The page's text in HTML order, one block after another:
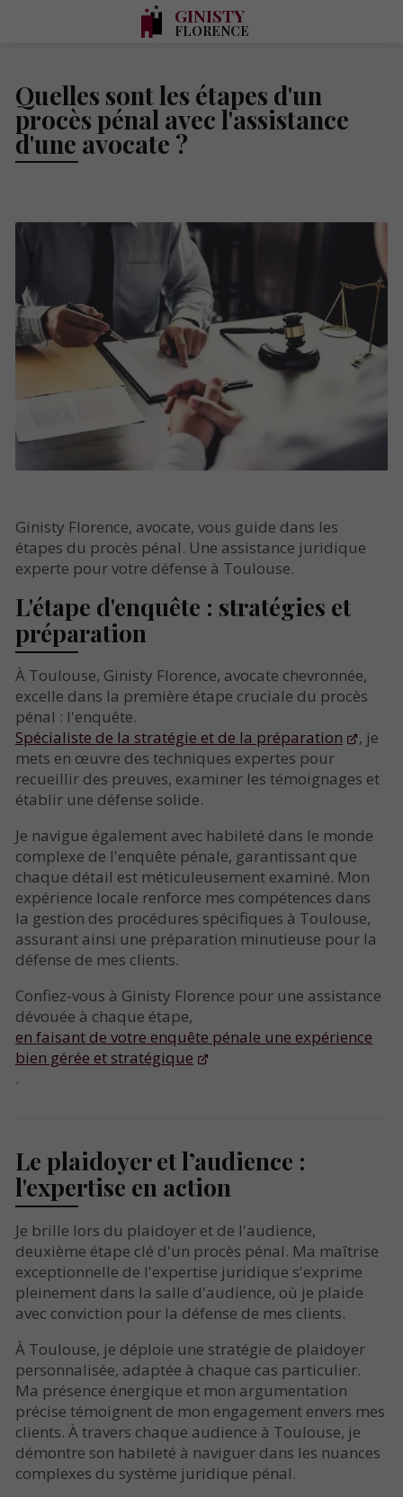
GINISTY
FLORENCE
Quelles sont les étapes d'un
procès pénal avec l'assistance
d'une avocate ?
Ginisty Florence, avocate, vous guide dans les
étapes du procès pénal. Une assistance juridique
experte pour votre défense à Toulouse.
L'étape d'enquête : stratégies et
préparation
À Toulouse, Ginisty Florence, avocate chevronnée,
excelle dans la première étape cruciale du procès
pénal : l'enquête.
Spécialiste de la stratégie et de la préparation
, je
mets en œuvre des techniques expertes pour
recueillir des preuves, examiner les témoignages et
établir une défense solide.
Je navigue également avec habileté dans le monde
complexe de l'enquête pénale, garantissant que
chaque détail est méticuleusement examiné. Mon
expérience locale renforce mes compétences dans
la gestion des procédures spécifiques à Toulouse,
assurant ainsi une préparation minutieuse pour la
défense de mes clients.
Confiez-vous à Ginisty Florence pour une assistance
dévouée à chaque étape,
en faisant de votre enquête pénale une expérience
bien gérée et stratégique
.
Le plaidoyer et l’audience :
l'expertise en action
Je brille lors du plaidoyer et de l'audience,
deuxième étape clé d'un procès pénal. Ma maîtrise
exceptionnelle de l'expertise juridique s'exprime
pleinement dans la salle d'audience, où je plaide
avec conviction pour la défense de mes clients.
À Toulouse, je déploie une stratégie de plaidoyer
personnalisée, adaptée à chaque cas particulier.
Ma présence énergique et mon argumentation
précise témoignent de mon engagement envers mes
clients. À travers chaque audience à Toulouse, je
démontre son habileté à naviguer dans les nuances
complexes du système juridique pénal.